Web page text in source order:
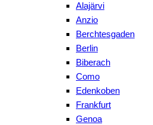
Alajärvi
Anzio
Berchtesgaden
Berlin
Biberach
Como
Edenkoben
Frankfurt
Genoa